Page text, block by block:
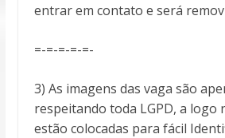
entrar em contato e será
=-=-=-=-=-
3) As imagens das vaga são
respeitando toda LGPD, a logo
estão colocadas para fácil